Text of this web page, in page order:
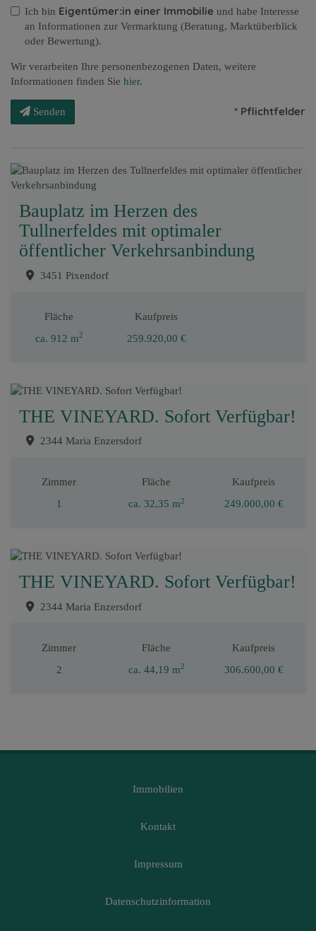
Ich bin Eigentümer:in einer Immobilie und habe Interesse
an Informationen zur Vermarktung (Beratung, Marktüberblick
oder Bewertung).
Wir verarbeiten Ihre personenbezogenen Daten, weitere
Informationen finden Sie hier.
Senden * Pflichtfelder
Bauplatz im Herzen des
Tullnerfeldes mit optimaler
öffentlicher Verkehrsanbindung
3451 Pixendorf
Fläche
ca. 912 m2
Kaufpreis
259.920,00 €
THE VINEYARD. Sofort Verfügbar!
2344 Maria Enzersdorf
Zimmer
1
Fläche
ca. 32,35 m2
Kaufpreis
249.000,00 €
THE VINEYARD. Sofort Verfügbar!
2344 Maria Enzersdorf
Zimmer
2
Fläche
ca. 44,19 m2
Kaufpreis
306.600,00 €
Immobilien
Kontakt
Impressum
Datenschutzinformation